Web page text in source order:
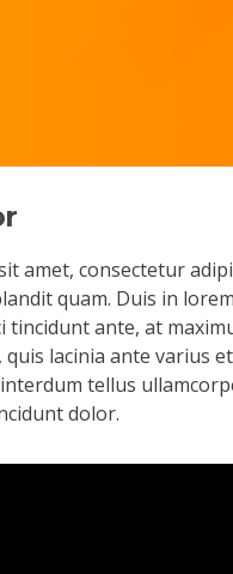
amet, consectetur
quam. Duis in
ante, at
lacinia ante varius
tellus
dolor.